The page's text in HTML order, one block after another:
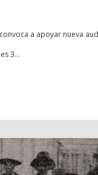
a apoyar nueva
3…